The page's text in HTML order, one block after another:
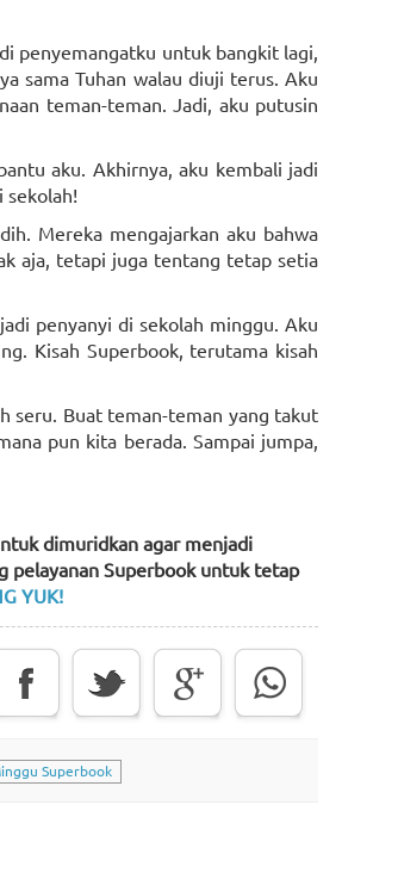
penyemangatku untuk bangkit lagi,
sama Tuhan walau diuji terus. Aku
teman-teman. Jadi, aku putusin
aku. Akhirnya, aku kembali jadi
sekolah!
Mereka mengajarkan aku bahwa
aja, tetapi juga tentang tetap setia
penyanyi di sekolah minggu. Aku
Kisah Superbook, terutama kisah
seru. Buat teman-teman yang takut
pun kita berada. Sampai jumpa,
dimuridkan agar menjadi
pelayanan Superbook untuk tetap
YUK!
Superbook